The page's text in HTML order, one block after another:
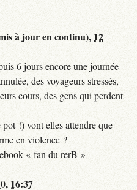
à jour en continu), 12
6 jours encore une journée
des voyageurs stressés,
cours, des gens qui perdent
!) vont elles attendre que
en violence ?
« fan du rerB »
16:37